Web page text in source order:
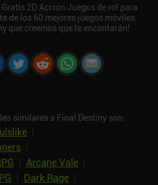
2D Acción Juegos de rol para
de los 60 mejores juegos móviles
que creemos que te encantarán!
similares a Final Destiny son:
Arcane Vale
Dark Rage